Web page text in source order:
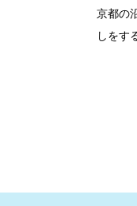
京都の
しをす